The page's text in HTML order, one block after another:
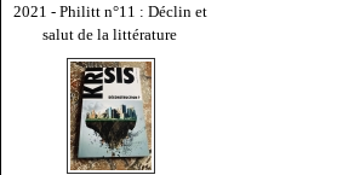
2021 - Philitt n°11 : Déclin et
salut de la littérature